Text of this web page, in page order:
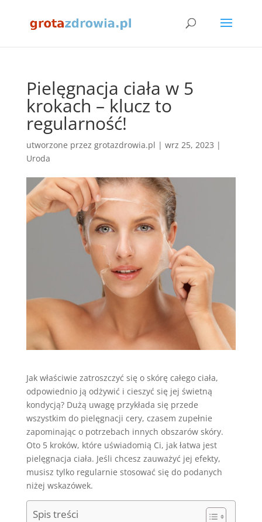
Pielęgnacja ciała w 5
krokach – klucz to
regularność!
utworzone przez grotazdrowia.pl | wrz 25, 2023 |
Uroda
Jak właściwie zatroszczyć się o skórę całego ciała,
odpowiednio ją odżywić i cieszyć się jej świetną
kondycją? Dużą uwagę przykłada się przede
wszystkim do pielęgnacji cery, czasem zupełnie
zapominając o potrzebach innych obszarów skóry.
Oto 5 kroków, które uświadomią Ci, jak łatwa jest
pielęgnacja ciała. Jeśli chcesz zauważyć jej efekty,
musisz tylko regularnie stosować się do podanych
niżej wskazówek.
Spis treści